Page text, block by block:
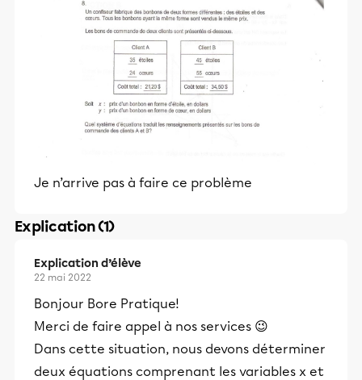
Je n’arrive pas à faire ce problème
Explication (1)
Explication d’élève
22 mai 2022
Bonjour Bore Pratique!
Merci de faire appel à nos services 😉
Dans cette situation, nous devons déterminer
deux équations comprenant les variables x et